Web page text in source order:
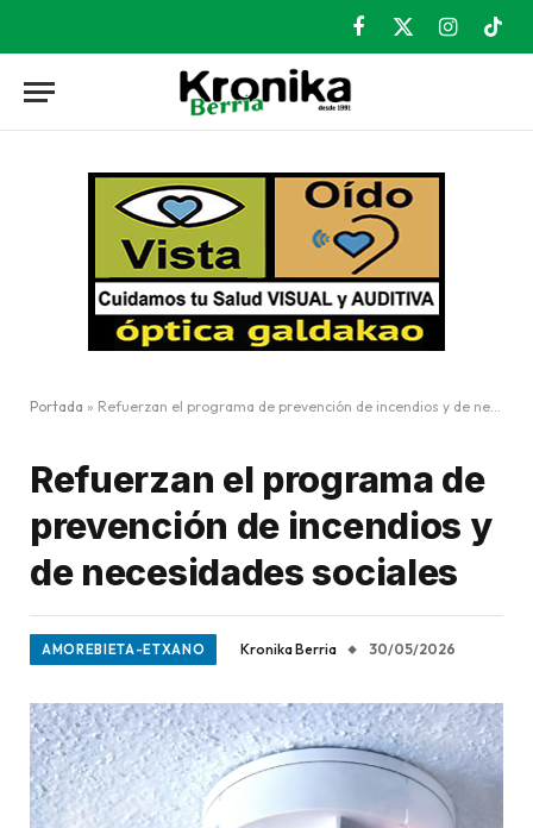
Facebook
X
Instagram
Portada » Refuerzan el programa de prevención de incendios y de necesidades sociales
Refuerzan el programa de
prevención de incendios y
de necesidades sociales
AMOREBIETA-ETXANO Kronika Berria 30/05/2026